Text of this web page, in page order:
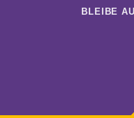
BLEIBE